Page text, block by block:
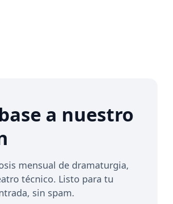
a nuestro
mensual de dramaturgia,
técnico. Listo para tu
sin spam.